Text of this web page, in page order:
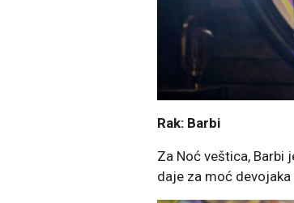
Rak: Barbi
Za Noć veštica, Barbi
daje za moć